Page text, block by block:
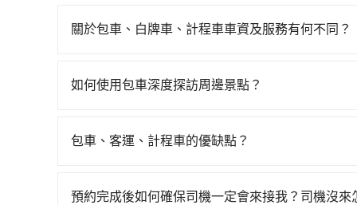
的車門仍未被修理，每一次租車都好像在開樂透
點仍有段距離，在遇到下雨天或者載行李時，就顯
務品質上，tripool都是你從基隆市到北埔老街的最
不妨趁早訂購，享受更划算的價格。
關於包車、白牌車、計程車車資及服務有何不同？
台預定時價格而定，通常愈長程價格CP值愈高。
如何使用包車深度探訪周邊景點？
節奏和時間進行遊覽。除了景點本身，還可以體
包車、客運、計程車的優缺點？
運：最經濟實惠的交通方式，通常有固定的路線
預約完成後如何確保司機一定會來接我？司機沒來